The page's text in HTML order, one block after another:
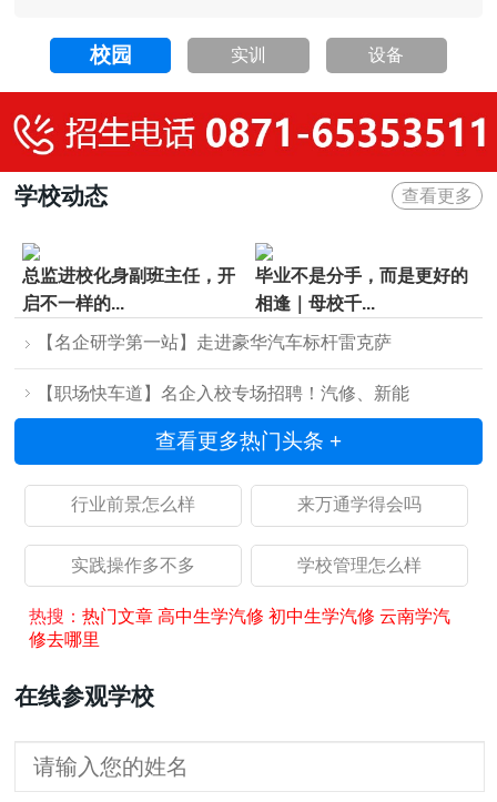
校园 实训 设备
学校动态 查看更多
总监进校化身副班主任，开
启不一样的...
毕业不是分手，而是更好的
相逢｜母校千...
【名企研学第一站】走进豪华汽车标杆雷克萨
【职场快车道】名企入校专场招聘！汽修、新能
查看更多热门头条 +
行业前景怎么样 来万通学得会吗
实践操作多不多 学校管理怎么样
热搜：热门文章 高中生学汽修 初中生学汽修 云南学汽
修去哪里
在线参观学校